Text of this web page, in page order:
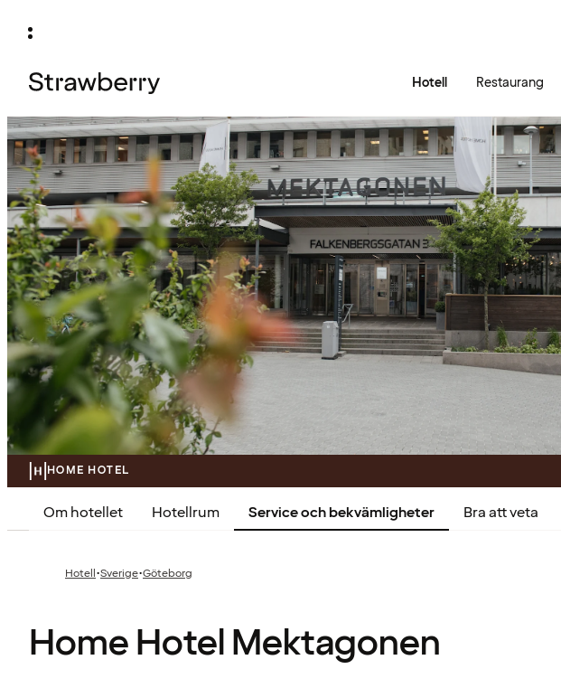
Hotell Restaurang
HOME HOTEL
Om hotellet Hotellrum Service och bekvämligheter Bra att veta
Hotell·Sverige·Göteborg
Home Hotel Mektagonen